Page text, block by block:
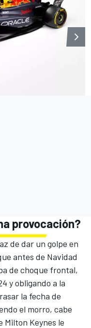
provocación?
de dar un golpe en
antes de Navidad
de choque frontal,
y obligando a la
la fecha de
el morro, cabe
Milton Keynes le